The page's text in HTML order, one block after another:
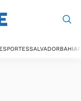
ESPORTESSALVADORBAHIA